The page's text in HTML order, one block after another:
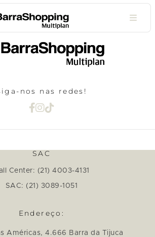
nos nas redes!
SAC
Center: (21) 4003-4131
SAC: (21) 3089-1051
Endereço:
Américas, 4.666 Barra da Tijuca